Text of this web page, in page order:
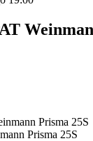
Prisma 25S
Prisma 25S